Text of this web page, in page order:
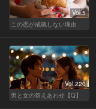
Vol.5
この恋が成就しない理由
Vol.220
男と女の答えあわせ【Q】